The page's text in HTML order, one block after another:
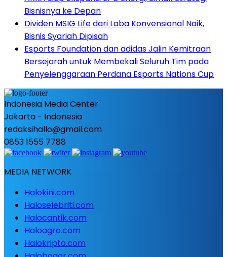
Bisnisnya ke Depan
Dividen MSIG Life dari Laba Konvensional Naik,
Bisnis Syariah Dipisah
Esports Foundation dan adidas Jalin Kemitraan
Bersejarah untuk Membekali Seluruh Tim pada
Penyelenggaraan Perdana Esports Nations Cup
Indonesia Media Center
Jakarta - Indonesia
redaksihallo@gmail.com
0853 1555 7788
MEDIA NETWORK
Halokini.com
Haloselebriti.com
Halocantik.com
Haloagro.com
Halokripto.com